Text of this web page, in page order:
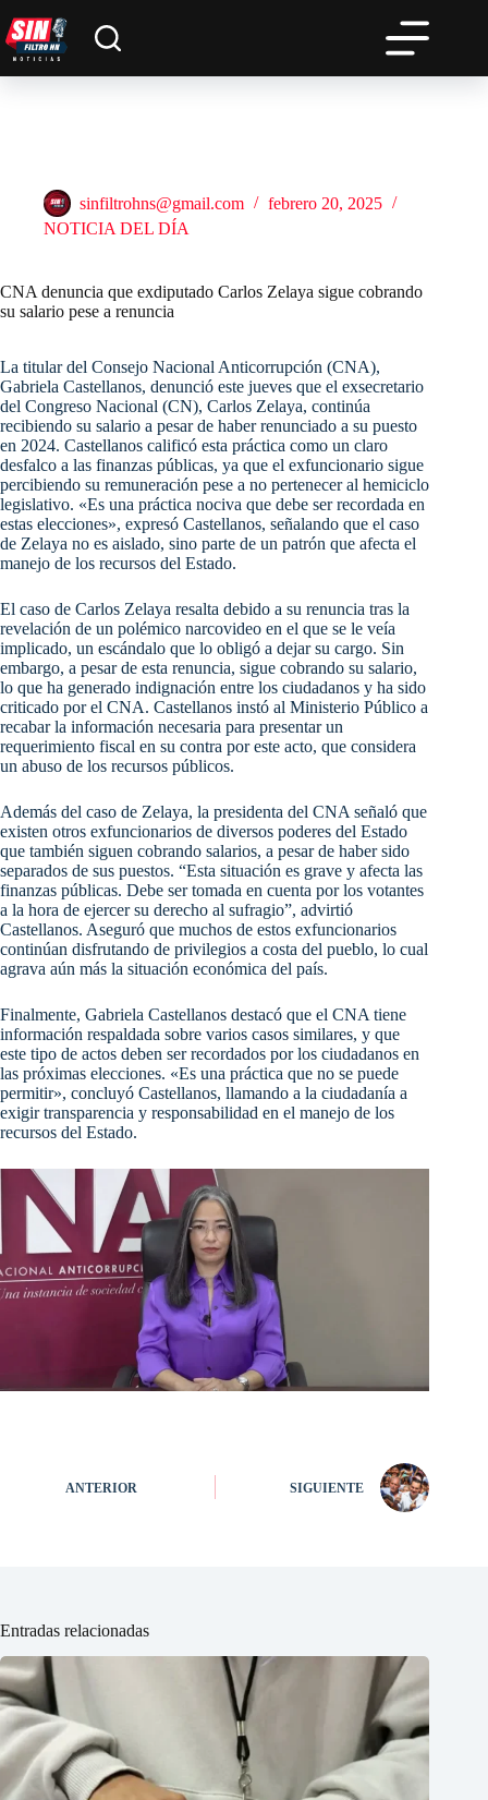
al
contenido
sinfiltrohns@gmail.com
febrero 20, 2025
NOTICIA DEL DÍA
CNA denuncia que exdiputado Carlos Zelaya sigue cobrando
su salario pese a renuncia
La titular del Consejo Nacional Anticorrupción (CNA),
Gabriela Castellanos, denunció este jueves que el exsecretario
del Congreso Nacional (CN), Carlos Zelaya, continúa
recibiendo su salario a pesar de haber renunciado a su puesto
en 2024. Castellanos calificó esta práctica como un claro
desfalco a las finanzas públicas, ya que el exfuncionario sigue
percibiendo su remuneración pese a no pertenecer al hemiciclo
legislativo. «Es una práctica nociva que debe ser recordada en
estas elecciones», expresó Castellanos, señalando que el caso
de Zelaya no es aislado, sino parte de un patrón que afecta el
manejo de los recursos del Estado.
El caso de Carlos Zelaya resalta debido a su renuncia tras la
revelación de un polémico narcovideo en el que se le veía
implicado, un escándalo que lo obligó a dejar su cargo. Sin
embargo, a pesar de esta renuncia, sigue cobrando su salario,
lo que ha generado indignación entre los ciudadanos y ha sido
criticado por el CNA. Castellanos instó al Ministerio Público a
recabar la información necesaria para presentar un
requerimiento fiscal en su contra por este acto, que considera
un abuso de los recursos públicos.
Además del caso de Zelaya, la presidenta del CNA señaló que
existen otros exfuncionarios de diversos poderes del Estado
que también siguen cobrando salarios, a pesar de haber sido
separados de sus puestos. “Esta situación es grave y afecta las
finanzas públicas. Debe ser tomada en cuenta por los votantes
a la hora de ejercer su derecho al sufragio”, advirtió
Castellanos. Aseguró que muchos de estos exfuncionarios
continúan disfrutando de privilegios a costa del pueblo, lo cual
agrava aún más la situación económica del país.
Finalmente, Gabriela Castellanos destacó que el CNA tiene
información respaldada sobre varios casos similares, y que
este tipo de actos deben ser recordados por los ciudadanos en
las próximas elecciones. «Es una práctica que no se puede
permitir», concluyó Castellanos, llamando a la ciudadanía a
exigir transparencia y responsabilidad en el manejo de los
recursos del Estado.
ANTERIOR SIGUIENTE
Entradas relacionadas